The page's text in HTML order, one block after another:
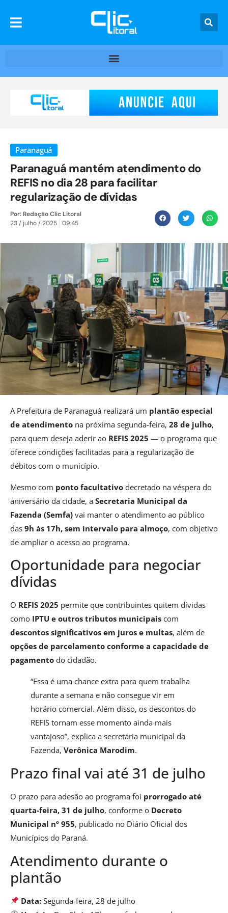
Paranaguá
Paranaguá mantém atendimento do
REFIS no dia 28 para facilitar
regularização de dívidas
Por:Redação Clic Litoral
23 / julho / 2025
09:45
A Prefeitura de Paranaguá realizará um plantão especial
de atendimento na próxima segunda-feira, 28 de julho,
para quem deseja aderir ao REFIS 2025 — o programa que
oferece condições facilitadas para a regularização de
débitos com o município.
Mesmo com ponto facultativo decretado na véspera do
aniversário da cidade, a Secretaria Municipal da
Fazenda (Semfa) vai manter o atendimento ao público
das 9h às 17h, sem intervalo para almoço, com objetivo
de ampliar o acesso ao programa.
Oportunidade para negociar
dívidas
O REFIS 2025 permite que contribuintes quitem dívidas
como IPTU e outros tributos municipais com
descontos significativos em juros e multas, além de
opções de parcelamento conforme a capacidade de
pagamento do cidadão.
“Essa é uma chance extra para quem trabalha
durante a semana e não consegue vir em
horário comercial. Além disso, os descontos do
REFIS tornam esse momento ainda mais
vantajoso”, explica a secretária municipal da
Fazenda, Verônica Marodim.
Prazo final vai até 31 de julho
O prazo para adesão ao programa foi prorrogado até
quarta-feira, 31 de julho, conforme o Decreto
Municipal nº 955, publicado no Diário Oficial dos
Municípios do Paraná.
Atendimento durante o
plantão
Data: Segunda-feira, 28 de julho